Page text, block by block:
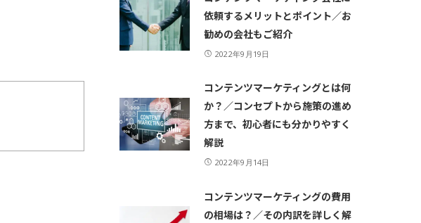
依頼するメリットとポイント／お
勧めの会社もご紹介
2022年9月19日
コンテンツマーケティングとは何
か？／コンセプトから施策の進め
方まで、初心者にも分かりやすく
解説
2022年9月14日
コンテンツマーケティングの費用
の相場は？／その内訳を詳しく解